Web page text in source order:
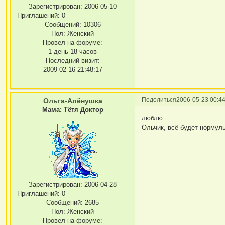
Зарегистрирован: 2006-05-10
Приглашений: 0
Сообщений: 10306
Пол: Женский
Провел на форуме:
1 день 18 часов
Последний визит:
2009-02-16 21:48:17
Поделиться2006-05-23
Ольга-Алёнушка
Мама: Тётя Доктор
Зарегистрирован: 2006-04-28
Приглашений: 0
Сообщений: 2685
Пол: Женский
Провел на форуме:
люблю
Ольчик, всё будет